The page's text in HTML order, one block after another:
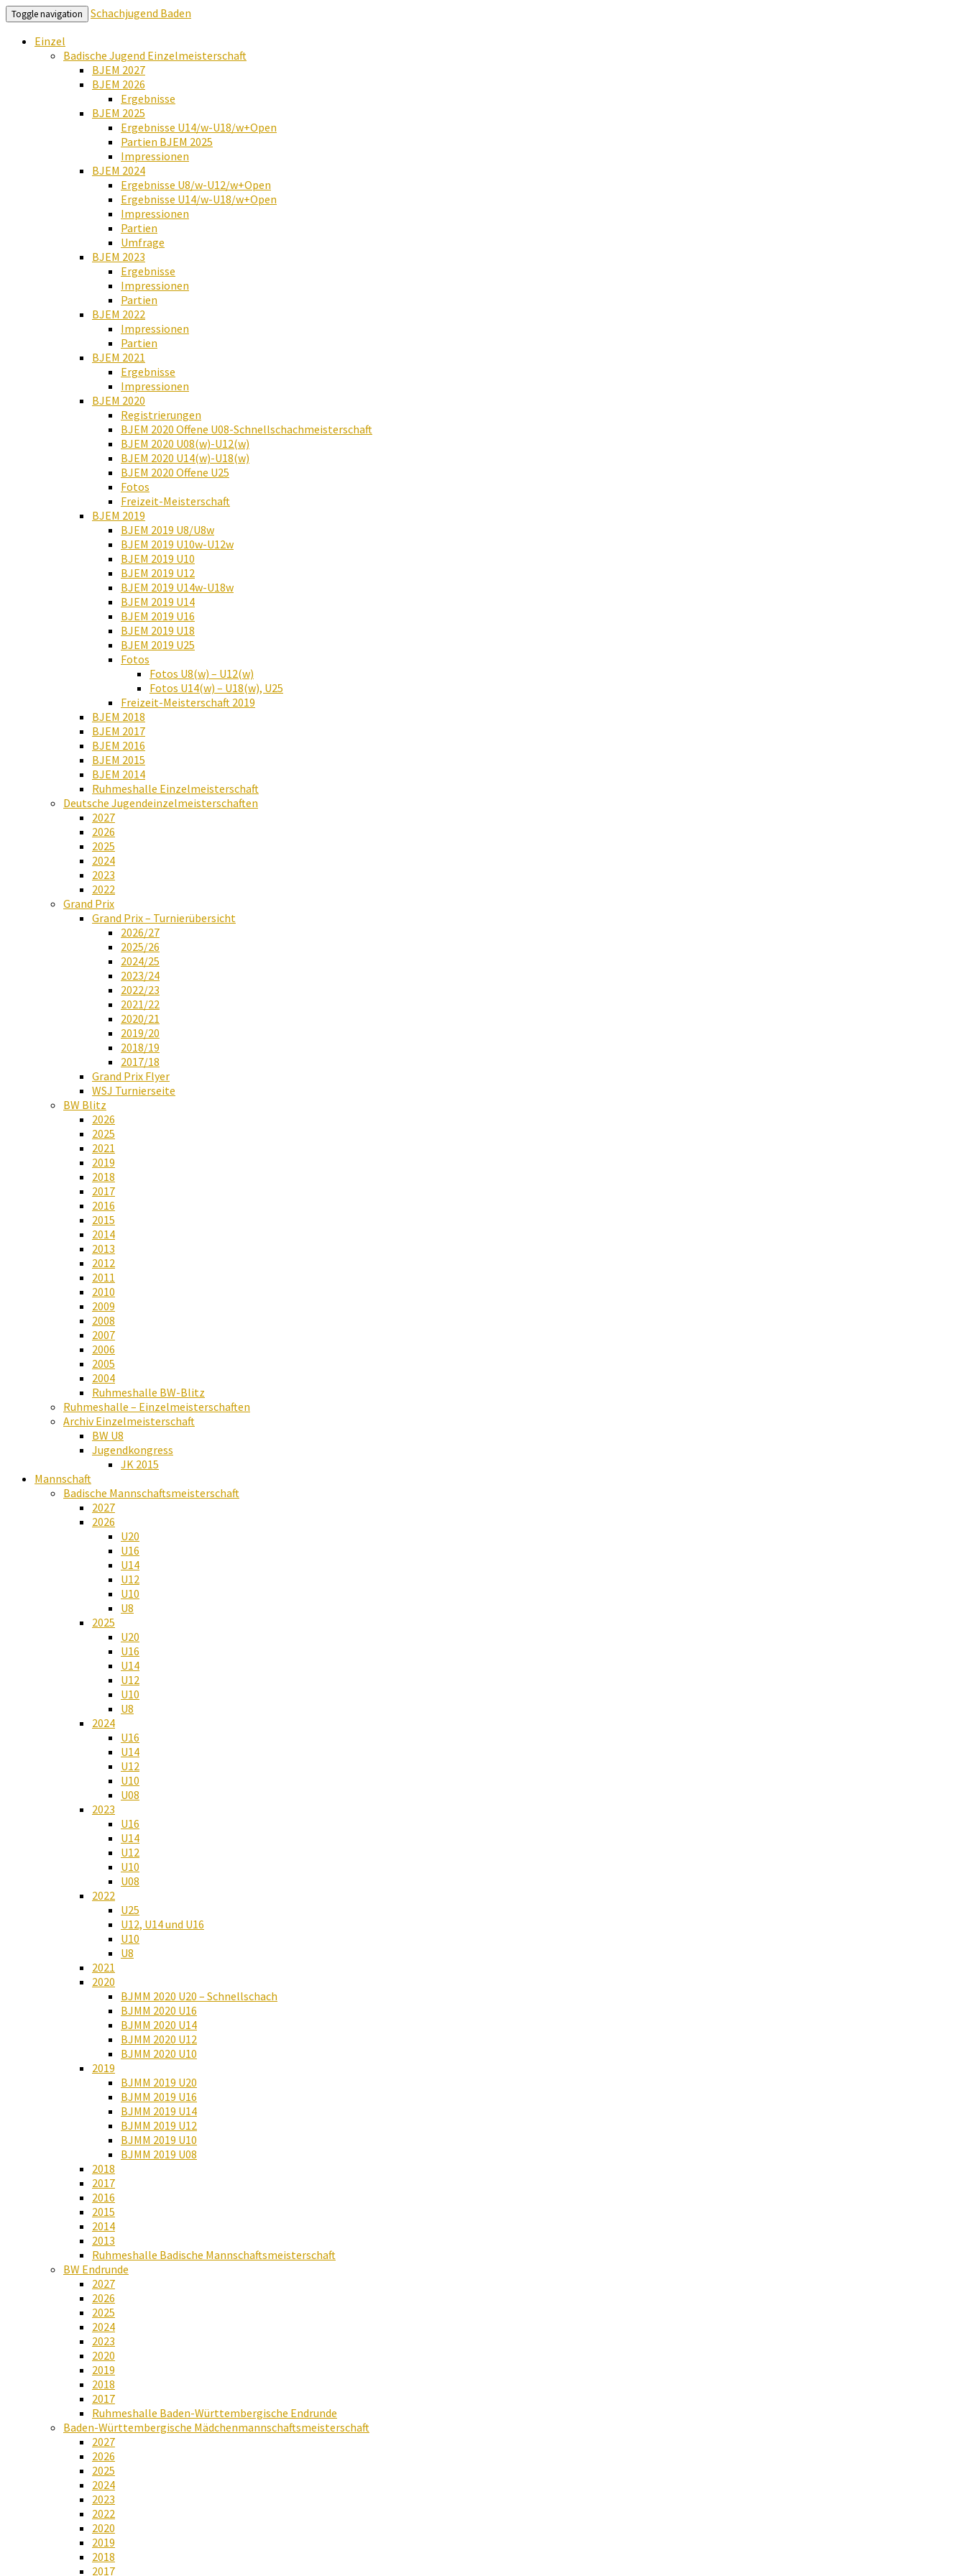
Toggle navigation
Schachjugend Baden
Einzel
Badische Jugend Einzelmeisterschaft
BJEM 2027
BJEM 2026
Ergebnisse
BJEM 2025
Ergebnisse U14/w-U18/w+Open
Partien BJEM 2025
Impressionen
BJEM 2024
Ergebnisse U8/w-U12/w+Open
Ergebnisse U14/w-U18/w+Open
Impressionen
Partien
Umfrage
BJEM 2023
Ergebnisse
Impressionen
Partien
BJEM 2022
Impressionen
Partien
BJEM 2021
Ergebnisse
Impressionen
BJEM 2020
Registrierungen
BJEM 2020 Offene U08-Schnellschachmeisterschaft
BJEM 2020 U08(w)-U12(w)
BJEM 2020 U14(w)-U18(w)
BJEM 2020 Offene U25
Fotos
Freizeit-Meisterschaft
BJEM 2019
BJEM 2019 U8/U8w
BJEM 2019 U10w-U12w
BJEM 2019 U10
BJEM 2019 U12
BJEM 2019 U14w-U18w
BJEM 2019 U14
BJEM 2019 U16
BJEM 2019 U18
BJEM 2019 U25
Fotos
Fotos U8(w) – U12(w)
Fotos U14(w) – U18(w), U25
Freizeit-Meisterschaft 2019
BJEM 2018
BJEM 2017
BJEM 2016
BJEM 2015
BJEM 2014
Ruhmeshalle Einzelmeisterschaft
Deutsche Jugendeinzelmeisterschaften
2027
2026
2025
2024
2023
2022
Grand Prix
Grand Prix – Turnierübersicht
2026/27
2025/26
2024/25
2023/24
2022/23
2021/22
2020/21
2019/20
2018/19
2017/18
Grand Prix Flyer
WSJ Turnierseite
BW Blitz
2026
2025
2021
2019
2018
2017
2016
2015
2014
2013
2012
2011
2010
2009
2008
2007
2006
2005
2004
Ruhmeshalle BW-Blitz
Ruhmeshalle – Einzelmeisterschaften
Archiv Einzelmeisterschaft
BW U8
Jugendkongress
JK 2015
Mannschaft
Badische Mannschaftsmeisterschaft
2027
2026
U20
U16
U14
U12
U10
U8
2025
U20
U16
U14
U12
U10
U8
2024
U16
U14
U12
U10
U08
2023
U16
U14
U12
U10
U08
2022
U25
U12, U14 und U16
U10
U8
2021
2020
BJMM 2020 U20 – Schnellschach
BJMM 2020 U16
BJMM 2020 U14
BJMM 2020 U12
BJMM 2020 U10
2019
BJMM 2019 U20
BJMM 2019 U16
BJMM 2019 U14
BJMM 2019 U12
BJMM 2019 U10
BJMM 2019 U08
2018
2017
2016
2015
2014
2013
Ruhmeshalle Badische Mannschaftsmeisterschaft
BW Endrunde
2027
2026
2025
2024
2023
2020
2019
2018
2017
Ruhmeshalle Baden-Württembergische Endrunde
Baden-Württembergische Mädchenmannschaftsmeisterschaft
2027
2026
2025
2024
2023
2022
2020
2019
2018
2017